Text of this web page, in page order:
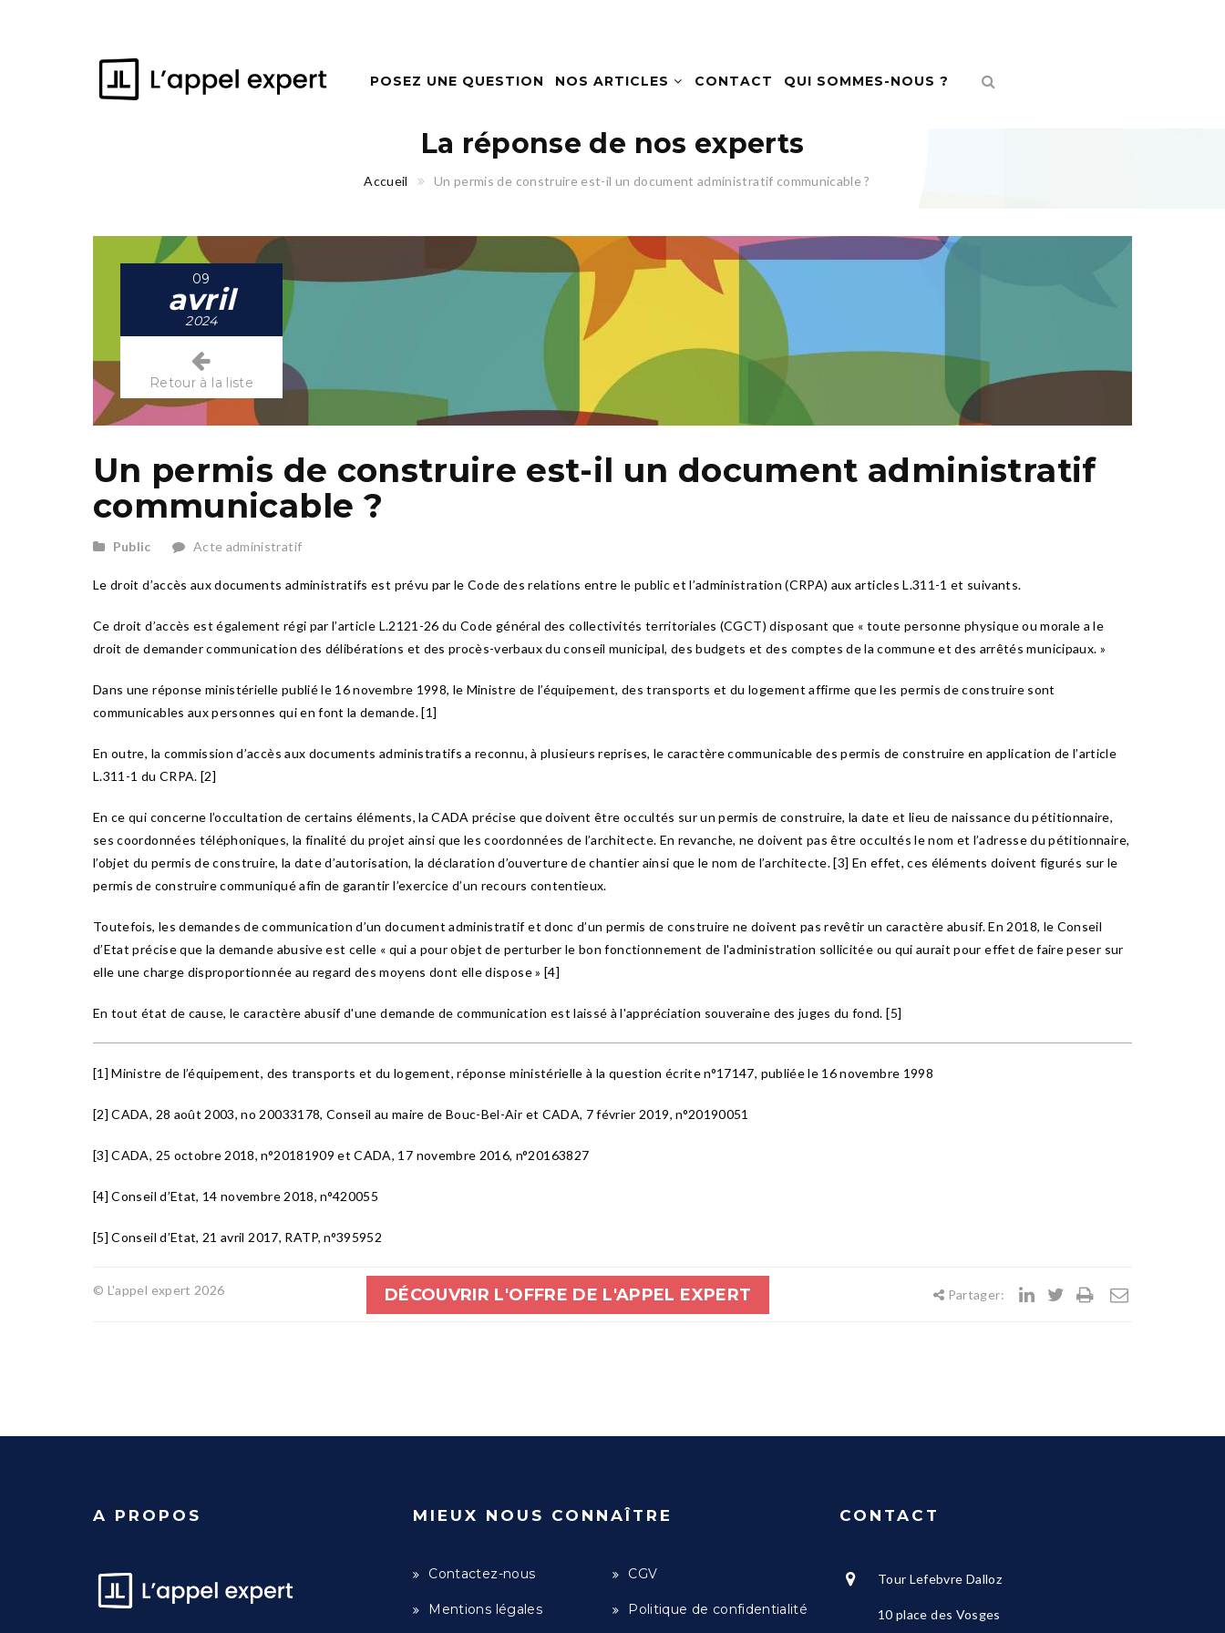
POSEZ UNE QUESTION NOS ARTICLES CONTACT QUI SOMMES-NOUS ?
La réponse de nos experts
Accueil Un permis de construire est-il un document administratif communicable ?
09
avril
2024
Retour à la liste
Un permis de construire est-il un document administratif
communicable ?
Public Acte administratif
Le droit d’accès aux documents administratifs est prévu par le Code des relations entre le public et l’administration (CRPA) aux articles L.311-1 et suivants.
Ce droit d’accès est également régi par l’article L.2121-26 du Code général des collectivités territoriales (CGCT) disposant que « toute personne physique ou morale a le
droit de demander communication des délibérations et des procès-verbaux du conseil municipal, des budgets et des comptes de la commune et des arrêtés municipaux. »
Dans une réponse ministérielle publié le 16 novembre 1998, le Ministre de l’équipement, des transports et du logement affirme que les permis de construire sont
communicables aux personnes qui en font la demande. [1]
En outre, la commission d’accès aux documents administratifs a reconnu, à plusieurs reprises, le caractère communicable des permis de construire en application de l’article
L.311-1 du CRPA. [2]
En ce qui concerne l’occultation de certains éléments, la CADA précise que doivent être occultés sur un permis de construire, la date et lieu de naissance du pétitionnaire,
ses coordonnées téléphoniques, la finalité du projet ainsi que les coordonnées de l’architecte. En revanche, ne doivent pas être occultés le nom et l’adresse du pétitionnaire,
l’objet du permis de construire, la date d’autorisation, la déclaration d’ouverture de chantier ainsi que le nom de l’architecte. [3] En effet, ces éléments doivent figurés sur le
permis de construire communiqué afin de garantir l’exercice d’un recours contentieux.
Toutefois, les demandes de communication d’un document administratif et donc d’un permis de construire ne doivent pas revêtir un caractère abusif. En 2018, le Conseil
d’Etat précise que la demande abusive est celle « qui a pour objet de perturber le bon fonctionnement de l'administration sollicitée ou qui aurait pour effet de faire peser sur
elle une charge disproportionnée au regard des moyens dont elle dispose » [4]
En tout état de cause, le caractère abusif d'une demande de communication est laissé à l'appréciation souveraine des juges du fond. [5]
[1] Ministre de l’équipement, des transports et du logement, réponse ministérielle à la question écrite n°17147, publiée le 16 novembre 1998
[2] CADA, 28 août 2003, no 20033178, Conseil au maire de Bouc-Bel-Air et CADA, 7 février 2019, n°20190051
[3] CADA, 25 octobre 2018, n°20181909 et CADA, 17 novembre 2016, n°20163827
[4] Conseil d’Etat, 14 novembre 2018, n°420055
[5] Conseil d’Etat, 21 avril 2017, RATP, n°395952
© L'appel expert 2026 Partager:
DÉCOUVRIR L'OFFRE DE L'APPEL EXPERT
A PROPOS MIEUX NOUS CONNAÎTRE
Contactez-nous CGV
Mentions légales Politique de confidentialité
CONTACT
Tour Lefebvre Dalloz
10 place des Vosges